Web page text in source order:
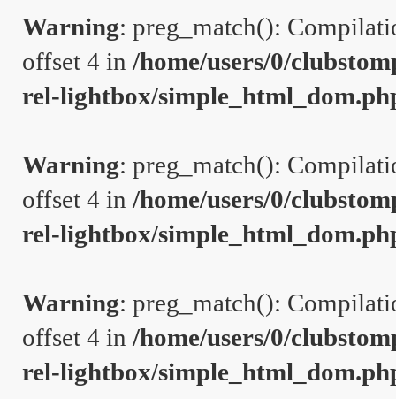
Warning: preg_match():
offset 4 in /home/users/0/
rel-lightbox/
Warning: preg_match():
offset 4 in /home/users/0/
rel-lightbox/
Warning: preg_match():
offset 4 in /home/users/0/
rel-lightbox/